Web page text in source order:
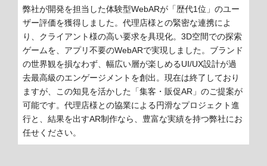
弊社が開発を担当した体験型WebARが「歴代1位」のユー
ザー評価を獲得しました。代理店様との緊密な連携によ
り、クライアント様の高い要求を具現化。3D空間での探索
ゲームを、アプリ不要のWebARで実現しました。ブランド
の世界観を損なわず、幅広い層が楽しめるUI/UX設計が過
去最高級のエンゲージメントを創出。現在は終了しており
ますが、この知見を活かした「集客・販促AR」のご提案が
可能です。代理店様との協業による円滑なプロジェクト進
行と、結果を出すAR制作なら、豊富な実績を持つ弊社にお
任せください。